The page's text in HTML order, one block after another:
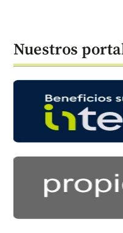
Nuestros